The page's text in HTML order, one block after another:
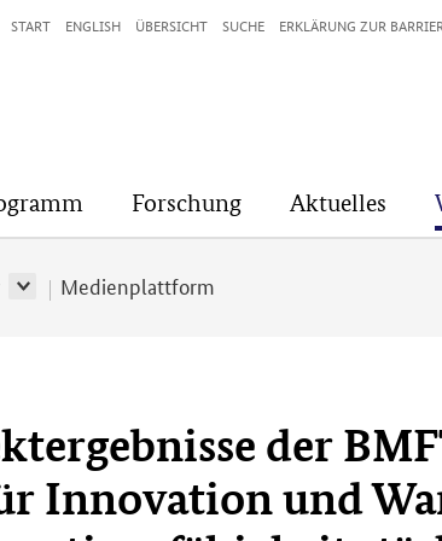
Forschung Aktuelles
START ENGLISH ÜBERSICHT SUCHE ERKLÄRUNG ZUR
Medienplattform
der
Innovation und